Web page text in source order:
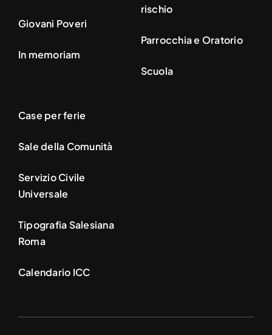
Giovani Poveri
In memoriam
rischio
Parrocchia e Oratorio
Scuola
Case per ferie
Sale della Comunità
Servizio Civile
Universale
Tipografia Salesiana
Roma
Calendario ICC